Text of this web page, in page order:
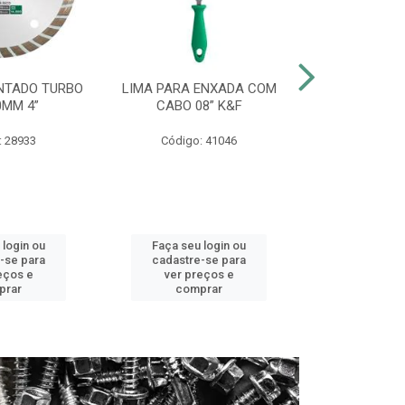
TURBO
4”
28933
login ou
se para
e
LIMA PARA ENXADA COM
CABO 08” K&F
Código: 41046
Faça seu login ou
cadastre-se para
ver preços e
comprar